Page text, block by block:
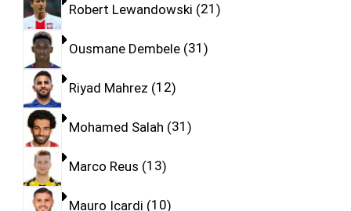
Robert Lewandowski 21
Ousmane Dembele 31
Riyad Mahrez 12
Mohamed Salah 31
Marco Reus 13
Mauro Icardi 10